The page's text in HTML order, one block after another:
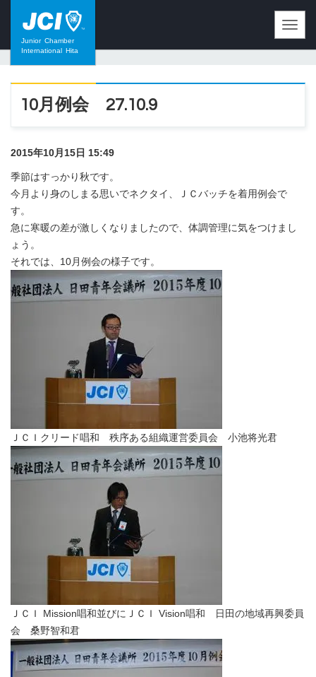
Junior Chamber
International Hita
10月例会 27.10.9
2015年10月15日 15:49
季節はすっかり秋です。
今月より身のしまる思いでネクタイ、ＪＣバッチを着用例会で
す。
急に寒暖の差が激しくなりましたので、体調管理に気をつけまし
ょう。
それでは、10月例会の様子です。
ＪＣＩクリード唱和 秩序ある組織運営委員会 小池将光君
ＪＣＩ Mission唱和並びにＪＣＩ Vision唱和 日田の地域再興委員
会 桑野智和君